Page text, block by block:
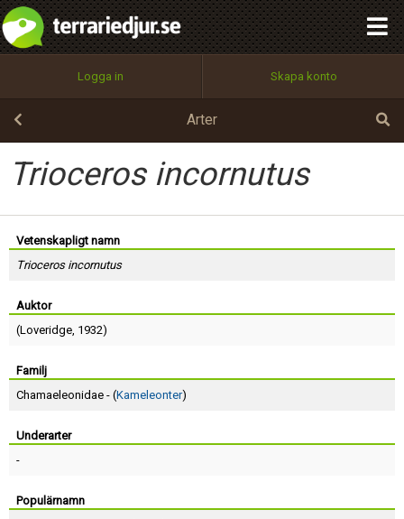
Logga in Skapa konto
Arter
Trioceros incornutus
Vetenskapligt namn
Trioceros incornutus
Auktor
(Loveridge, 1932)
Familj
Chamaeleonidae - (Kameleonter)
Underarter
-
Populärnamn
Utför
100%
OK
integritetspolicy
Namn:
Epost:
Lösenord:
Terms of Service
Skapa konto
Begär nytt lösenord
Tillbaka till förstasidan